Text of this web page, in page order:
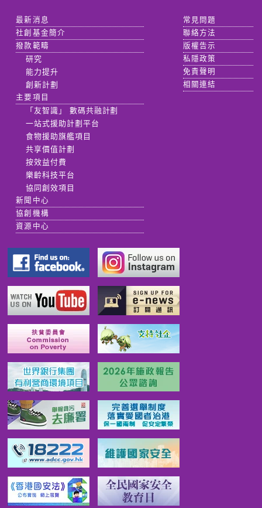
最新消息
社創基金簡介
撥款範疇
研究
能力提升
創新計劃
主要項目
「友智識」 數碼共融計劃
一站式援助計劃平台
食物援助旗艦項目
共享價值計劃
按效益付費
樂齡科技平台
協同創效項目
新聞中心
協創機構
資源中心
常見問題
聯絡方法
版權告示
私隱政策
免責聲明
相關連結